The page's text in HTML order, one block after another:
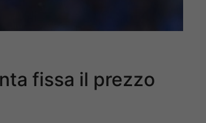
fissa il prezzo